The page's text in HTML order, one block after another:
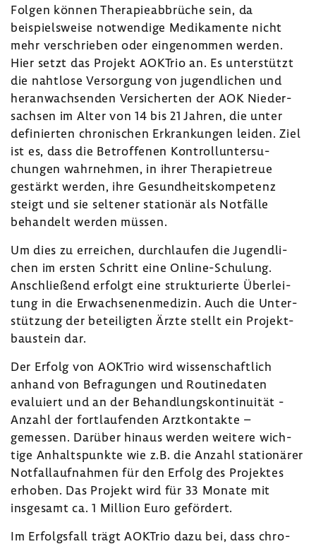
Folgen können Thera­pie­ab­brüche sein, da
beispiels­weise notwen­dige Medi­ka­mente nicht
mehr verschrieben oder einge­nommen werden.
Hier setzt das Projekt AOKTrio an. Es unter­stützt
die naht­lose Versor­gung von jugend­li­chen und
heran­wach­senden Versi­cherten der AOK Nieder­
sachsen im Alter von 14 bis 21 Jahren, die unter
defi­nierten chro­ni­schen Erkran­kungen leiden. Ziel
ist es, dass die Betrof­fenen Kontroll­un­ter­su­
chungen wahr­nehmen, in ihrer Thera­pie­treue
gestärkt werden, ihre Gesund­heits­kom­pe­tenz
steigt und sie seltener stationär als Notfälle
behan­delt werden müssen.
Um dies zu errei­chen, durch­laufen die Jugend­li­
chen im ersten Schritt eine Online-​Schulung.
Anschlie­ßend erfolgt eine struk­tu­rierte Über­lei­
tung in die Erwach­se­nen­me­dizin. Auch die Unter­
stüt­zung der betei­ligten Ärzte stellt ein Projekt­
bau­stein dar.
Der Erfolg von AOKTrio wird wissen­schaft­lich
anhand von Befra­gungen und Routi­ne­daten
evalu­iert und an der Behand­lungs­kon­ti­nuität -
Anzahl der fort­lau­fenden Arzt­kon­takte –
gemessen. Darüber hinaus werden weitere wich­
tige Anhalts­punkte wie z.B. die Anzahl statio­närer
Notfall­auf­nahmen für den Erfolg des Projektes
erhoben. Das Projekt wird für 33 Monate mit
insge­samt ca. 1 Million Euro geför­dert.
Im Erfolgs­fall trägt AOKTrio dazu bei, dass chro­